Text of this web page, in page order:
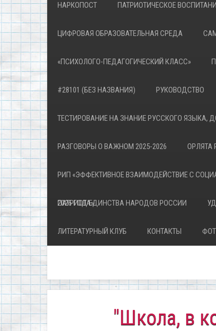
НАРКОПОСТ ПАТРИОТИЧЕСКОЕ
ЦИФРОВАЯ ОБРАЗОВАТЕЛЬНАЯ СРЕДА
«ПСИХОЛОГО-ПЕДАГОГИЧЕСКИЙ КЛАСС»
#28101 (БЕЗ НАЗВАНИЯ) РУКОВОДСТВО
ТЕСТИРОВАНИЕ НА ЗНАНИЕ РУССКОГО ЯЗЫКА,
РАЗГОВОРЫ О ВАЖНОМ 2025-2026 ОРЛЯТА
РИП «ЭФФЕКТИВНОЕ ВЗАИМОДЕЙСТВИЕ С
ПАТРИОТА»
2026 ГОД ЕДИНСТВА НАРОДОВ РОССИИ
ЛИТЕРАТУРНЫЙ КЛУБ КОНТАКТЫ
"Школа, в